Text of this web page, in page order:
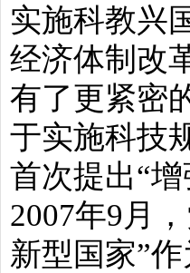
实施科教兴
经济体制改
有了更紧密
于实施科技
首次提出“
2007年9月
新型国家”